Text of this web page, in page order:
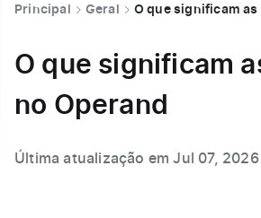
Principal Geral O que significam
O que significam
no Operand
Última atualização em Jul 07, 2026